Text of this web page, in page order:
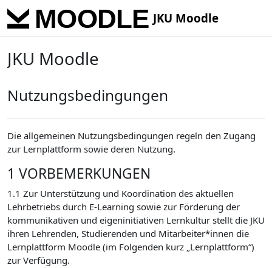
Skip to main content
JKU Moodle
JKU Moodle
Nutzungsbedingungen
Die allgemeinen Nutzungsbedingungen regeln den Zugang
zur Lernplattform sowie deren Nutzung.
1 VORBEMERKUNGEN
1.1 Zur Unterstützung und Koordination des aktuellen
Lehrbetriebs durch E-Learning sowie zur Förderung der
kommunikativen und eigeninitiativen Lernkultur stellt die JKU
ihren Lehrenden, Studierenden und Mitarbeiter*innen die
Lernplattform Moodle (im Folgenden kurz „Lernplattform“)
zur Verfügung.